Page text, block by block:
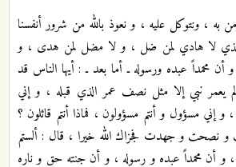
به ، ونتوكل عليه ، و نعوذ بالله من شرور أنفسنا
لا هادي لمن ضل ، و لا مضل لمن هدى ، و
أن محمداً عبده ورسوله ـ أما بعد ـ : أيها الناس قد
لم يعمر نبي إلا مثل نصف عمر الذي قبله ، و إني
مسؤول و أنتم مسؤولون ، فماذا أنتم قائلون ؟
و نصحت و جهدت فجزاك الله خيرا ، قال : ألستم
، و أن محمداً عبده و رسوله ، و أن جنته حق و ناره